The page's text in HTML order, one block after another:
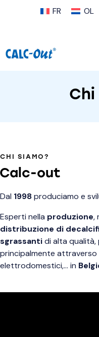
FR OL
CHI SIAMO?
Calc-out
Dal 1998produciamo e
Esperti nella produzione,
distribuzione di
sgrassantidi alta
principalmente attraverso
elettrodomestici,… in